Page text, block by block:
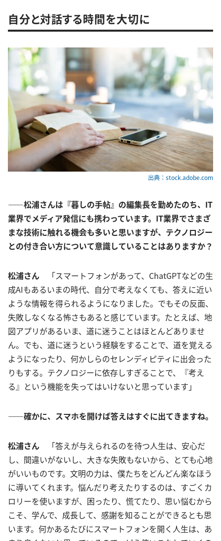
自分と対話する時間を大切に
出典：stock.adobe.com
――松浦さんは『暮しの手帖』の編集長を勤めたのち、IT
業界でメディア発信にも携わっています。IT業界でさまざ
まな技術に触れる機会も多いと思いますが、テクノロジー
との付き合い方について意識していることはありますか？
松浦さん 「スマートフォンがあって、ChatGPTなどの生
成AIもあるいまの時代、自分で考えなくても、答えに近い
ような情報を得られるようになりました。でもその反面、
失敗しなくなる怖さもあると感じています。たとえば、地
図アプリがあるいま、道に迷うことはほとんどありませ
ん。でも、道に迷うという経験をすることで、道を覚える
ようになったり、何かしらのセレンディピティに出会った
りもする。テクノロジーに依存しすぎることで、『考え
る』という機能を失ってはいけないと思っています」
――確かに、スマホを開けば答えはすぐに出てきますね。
松浦さん 「答えが与えられるのを待つ人生は、安心だ
し、間違いがないし、大きな失敗もないから、とても心地
がいいものです。文明の力は、僕たちをどんどん楽なほう
に導いてくれます。悩んだり考えたりするのは、すごくカ
ロリーを使いますが、困ったり、慌てたり、思い悩むから
こそ、学んで、成長して、感謝を知ることができるとも思
います。何かあるたびにスマートフォンを開く人生は、あ